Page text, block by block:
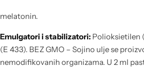
melatonin.
Emulgatori i stabilizatori: Polioksietilen
(E 433). BEZ GMO – Sojino ulje se
nemodifikovanih organizama. U 2 ml